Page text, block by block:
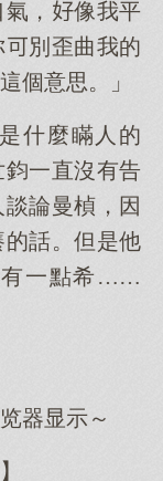
氣，像我平
別歪曲我的
個意思。」
什麼瞞人的
一直沒有告
論曼楨，因
話。但是他
一點希……
器显示～